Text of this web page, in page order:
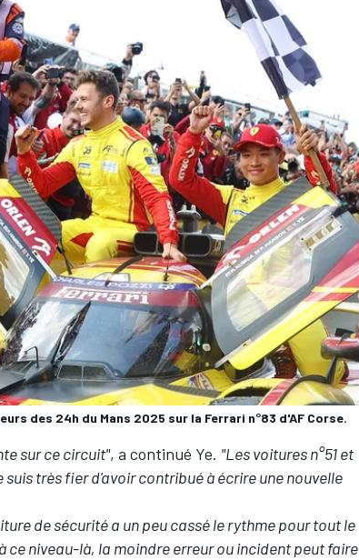
des 24h du Mans 2025 sur la Ferrari n°83 d'AF Corse.
sur ce circuit", a continué Ye. "Les voitures n°51 et
très fier d'avoir contribué à écrire une nouvelle
de sécurité a un peu cassé le rythme pour tout le
ce niveau-là, la moindre erreur ou incident peut faire